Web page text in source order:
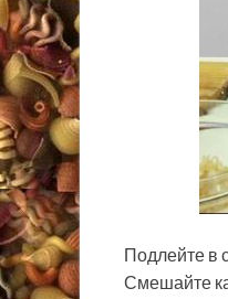
Подлейте в
Смешайте